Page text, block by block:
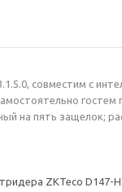
совместим с
гостем
на пять защелок;
ZKTeco D147-H: